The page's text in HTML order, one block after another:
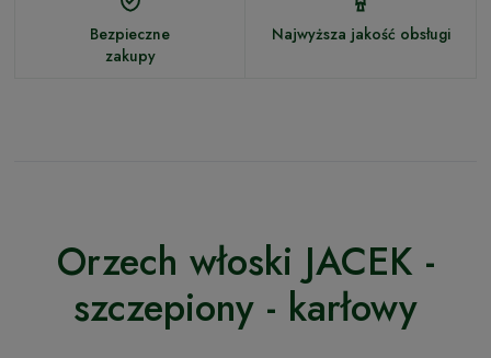
Bezpieczne
zakupy
Najwyższa jakość obsługi
Orzech włoski JACEK -
szczepiony - karłowy